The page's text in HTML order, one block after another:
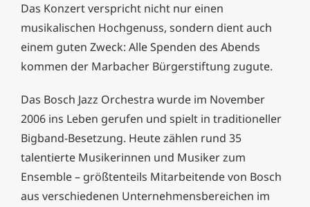
Das Konzert verspricht nicht nur einen
musikalischen Hochgenuss, sondern dient auch
einem guten Zweck: Alle Spenden des Abends
kommen der Marbacher Bürgerstiftung zugute.
Das Bosch Jazz Orchestra wurde im November
2006 ins Leben gerufen und spielt in traditioneller
Bigband-Besetzung. Heute zählen rund 35
talentierte Musikerinnen und Musiker zum
Ensemble – größtenteils Mitarbeitende von Bosch
aus verschiedenen Unternehmensbereichen im